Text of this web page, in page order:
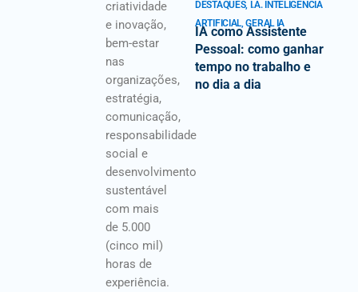
criatividade
e inovação,
bem-estar
nas
organizações,
estratégia,
comunicação,
responsabilidade
social e
desenvolvimento
sustentável
com mais
de 5.000
(cinco mil)
horas de
experiência.
DESTAQUES, I.A. INTELIGÊNCIA
ARTIFICIAL,GERAL IA
IA como Assistente
Pessoal: como ganhar
tempo no trabalho e
no dia a dia